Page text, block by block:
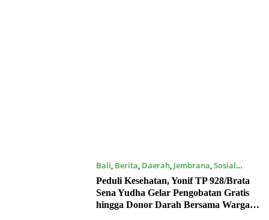
Bali, Berita, Daerah, Jembrana,Sosial
17/07/2026
Peduli Kesehatan, Yonif TP 928/Brata
Sena Yudha Gelar Pengobatan Gratis
hingga Donor Darah Bersama Warga